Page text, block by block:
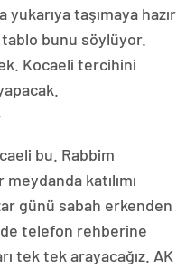
taşımaya hazır
tablo bunu söylüyor.
Kocaeli tercihini
bu. Rabbim
katılımı
günü sabah erkenden
telefon rehberine
tek tek arayacağız. AK